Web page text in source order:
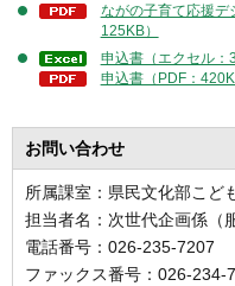
ながの子育て応援デ
125KB）
申込書（エクセル：
申込書（PDF：
お問い合わせ
所属課室：県民文化部こ
担当者名：次世代企画係（
電話番号：026-235-7207
ファックス番号：026-234-